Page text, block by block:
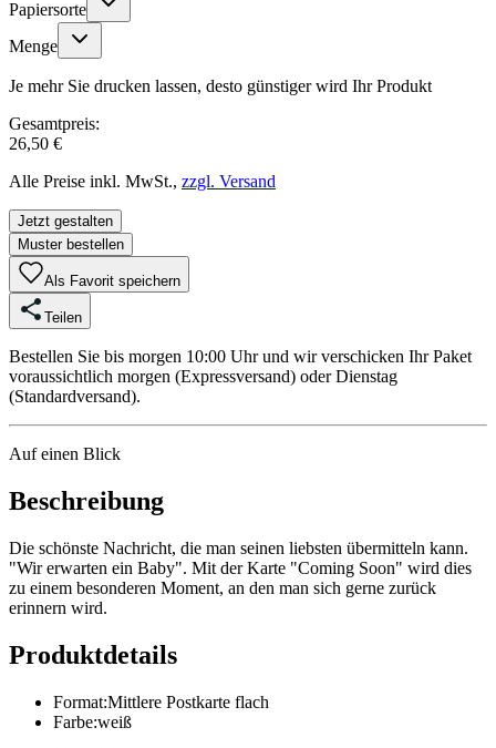
Papiersorte
Menge
Je mehr Sie drucken lassen, desto günstiger wird Ihr Produkt
Gesamtpreis:
26,50 €
Alle Preise inkl. MwSt., zzgl. Versand
Jetzt gestalten
Muster bestellen
Als Favorit speichern
Teilen
Bestellen Sie bis morgen 10:00 Uhr und wir verschicken Ihr Paket
voraussichtlich morgen (Expressversand) oder Dienstag
(Standardversand).
Auf einen Blick
Beschreibung
Die schönste Nachricht, die man seinen liebsten übermitteln kann.
"Wir erwarten ein Baby". Mit der Karte "Coming Soon" wird dies
zu einem besonderen Moment, an den man sich gerne zurück
erinnern wird.
Produktdetails
Format:Mittlere Postkarte flach
Farbe:weiß